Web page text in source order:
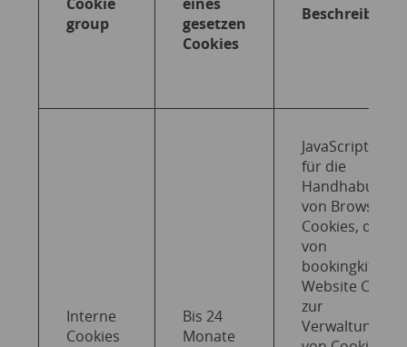
group
gesetzen
Cookies
Beschreibung
Interne
Cookies
Bis 24
Monate
JavaScript API
für die
Handhabung
von Browser-
Cookies, die
von
bookingkit
Website CRM
zur
Verwaltung